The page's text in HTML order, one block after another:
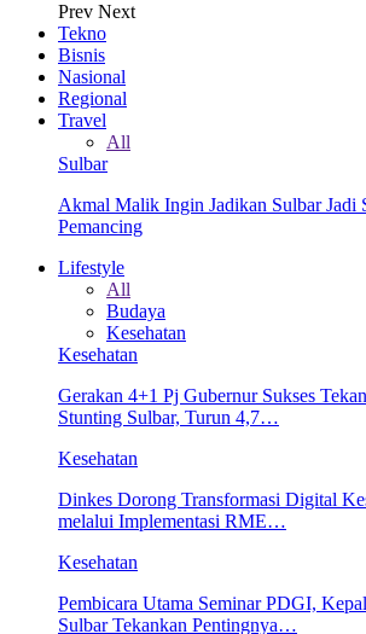
Prev Next
Tekno
Bisnis
Nasional
Regional
Travel
All
Sulbar
Akmal Malik Ingin Jadikan Sulbar Jadi
Pemancing
Lifestyle
All
Budaya
Kesehatan
Kesehatan
Gerakan 4+1 Pj Gubernur Sukses
Stunting Sulbar, Turun 4,7…
Kesehatan
Dinkes Dorong Transformasi Digital
melalui Implementasi RME…
Kesehatan
Pembicara Utama Seminar PDGI,
Sulbar Tekankan Pentingnya…